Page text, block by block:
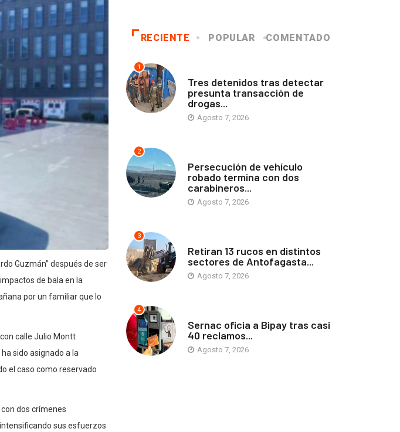
Guzmán” después de ser
de bala en la
por un familiar que lo
calle Julio Montt
sido asignado a la
el caso como reservado
dos crímenes
sus esfuerzos
RECIENTE POPULAR COMENTADO
1
Tres detenidos tras detectar
presunta transacción de
drogas...
Agosto 7, 2026
2
Persecución de vehículo
robado termina con dos
carabineros...
Agosto 7, 2026
3
Retiran 13 rucos en distintos
sectores de Antofagasta...
Agosto 7, 2026
4
Sernac oficia a Bipay tras casi
40 reclamos...
Agosto 7, 2026